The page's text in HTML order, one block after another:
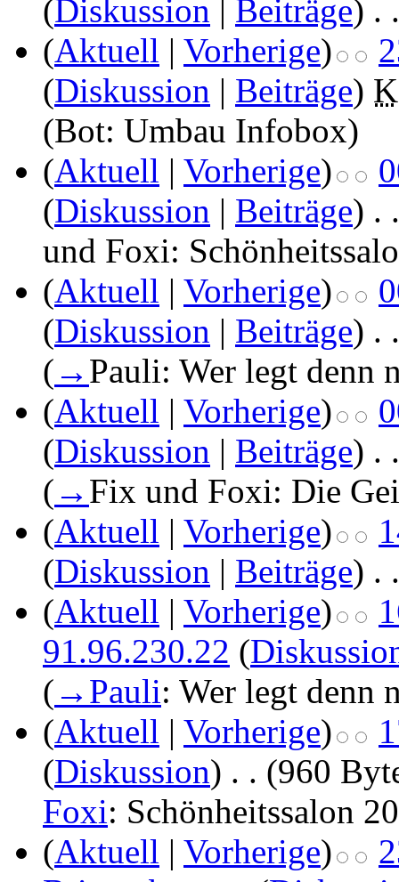
(Diskussion | Beiträge) . .
(Aktuell | Vorherige)
(Diskussion | Beiträge) K
(Bot: Umbau Infobox)
(Aktuell | Vorherige)
(Diskussion | Beiträge) . .
und Foxi:
(Aktuell | Vorherige)
(Diskussion | Beiträge) . .
( → Pauli: Wer legt denn
(Aktuell | Vorherige)
(Diskussion | Beiträge) . .
( → Fix und Foxi: Die
(Aktuell | Vorherige)
(Diskussion | Beiträge) . .
(Aktuell | Vorherige)
91.96.230.22 (
( → Pauli: Wer legt denn
(Aktuell | Vorherige)
(Diskussion) . . (960
Foxi: Schönheitssalon
(Aktuell | Vorherige)